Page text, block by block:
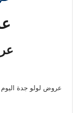
عروض لولو جدة اليوم 24 يناير حتى 27 يناير 2024 ايام كبرى